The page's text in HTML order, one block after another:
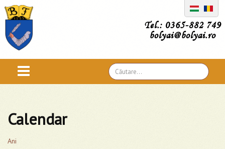
Tel.: 0365-882 749
bolyai@bolyai.ro
Căutare
...
Calendar
Ani